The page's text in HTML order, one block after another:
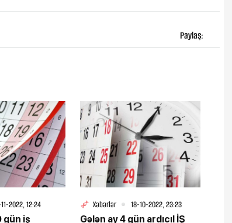
Paylaş:
2022, 12:24
gün iş
Xəbərlər
18-10-2022, 23:23
Gələn ay 4 gün ardıcıl İŞ